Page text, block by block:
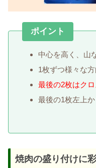
ポイント
中心を高く、山
1枚ずつ様々な
最後の2枚はク
最後の1枚左上
焼肉の盛り付けに